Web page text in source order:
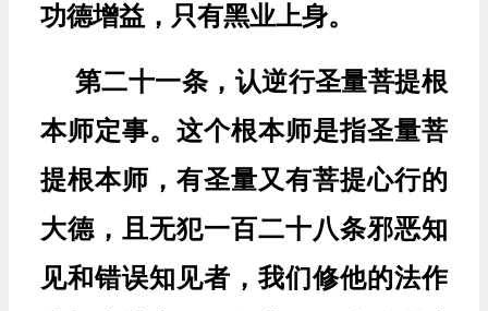
功德增益，只有黑业上身。
第二十一条，认逆行圣量菩提根
本师定事。这个根本师是指圣量菩
提根本师，有圣量又有菩提心行的
大德，且无犯一百二十八条邪恶知
见和错误知见者，我们修他的法作